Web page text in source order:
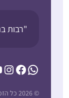
"רבות
© 2026 כל הזכויות שמורות להדרן